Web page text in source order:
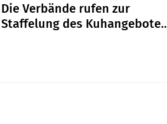
Die Verbände rufen zur
Staffelung des Kuhangebotes